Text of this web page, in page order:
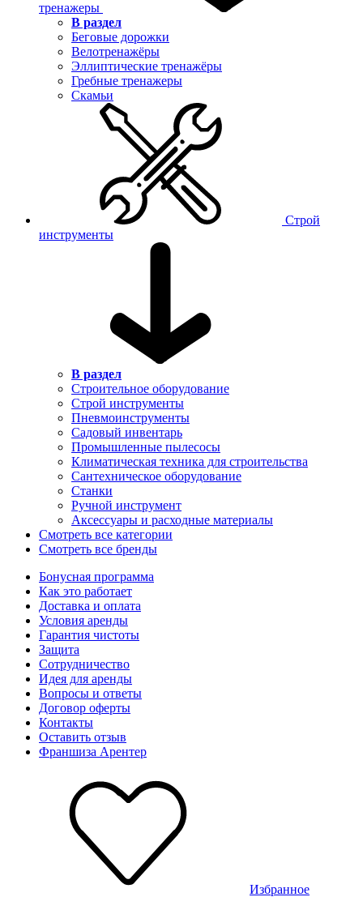
тренажеры
В раздел
Беговые дорожки
Велотренажёры
Эллиптические тренажёры
Гребные тренажеры
Скамьи
Строй
инструменты
В раздел
Строительное оборудование
Строй инструменты
Пневмоинструменты
Садовый инвентарь
Промышленные пылесосы
Климатическая техника для строительства
Сантехническое оборудование
Станки
Ручной инструмент
Аксессуары и расходные материалы
Смотреть все категории
Смотреть все бренды
Бонусная программа
Как это работает
Доставка и оплата
Условия аренды
Гарантия чистоты
Защита
Сотрудничество
Идея для аренды
Вопросы и ответы
Договор оферты
Контакты
Оставить отзыв
Франшиза Арентер
Избранное